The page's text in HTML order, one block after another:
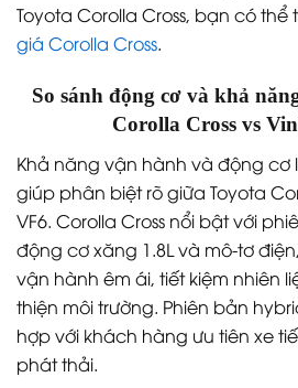
Toyota Corolla Cross, bạn có
giá Corolla Cross.
So sánh động cơ và khả
Corolla Cross vs
Khả năng vận hành và động cơ
giúp phân biệt rõ giữa Toyota
VF6. Corolla Cross nổi bật với
động cơ xăng 1.8L và mô-tơ
vận hành êm ái, tiết kiệm nhiên
thiện môi trường. Phiên bản
hợp với khách hàng ưu tiên xe
phát thải.